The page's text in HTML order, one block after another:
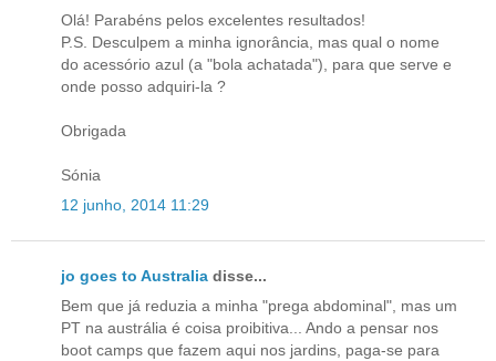
Olá! Parabéns pelos excelentes resultados!
P.S. Desculpem a minha ignorância, mas qual o nome
do acessório azul (a "bola achatada"), para que serve e
onde posso adquiri-la ?
Obrigada
Sónia
12 junho, 2014 11:29
jo goes to Australia disse...
Bem que já reduzia a minha "prega abdominal", mas um
PT na austrália é coisa proibitiva... Ando a pensar nos
boot camps que fazem aqui nos jardins, paga-se para